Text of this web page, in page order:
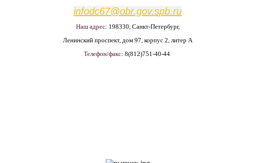
infodc67@obr.gov.spb.ru
Наш адрес: 198330, Санкт-Петербург,
Ленинский проспект, дом 97, корпус 2, литер А
Телефон/факс: 8(812)751-40-44